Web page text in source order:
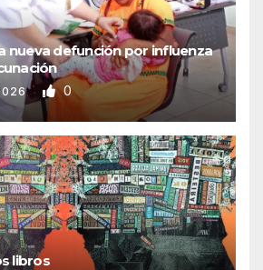
nueva defunción por influenza
0
libros